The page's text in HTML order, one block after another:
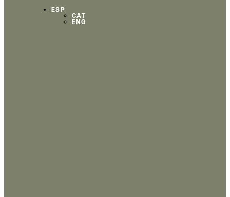
ESP
CAT
ENG